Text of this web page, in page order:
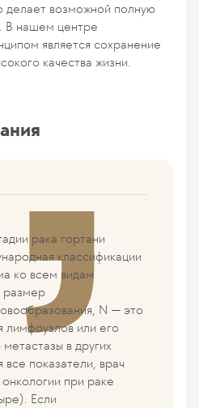
делает возможной полную
В нашем центре
является сохранение
качества жизни.
рака гортани
классификации
ко всем видам
размер
N — это
лимфоузлов или его
в других
все показатели, врач
при раке
Если